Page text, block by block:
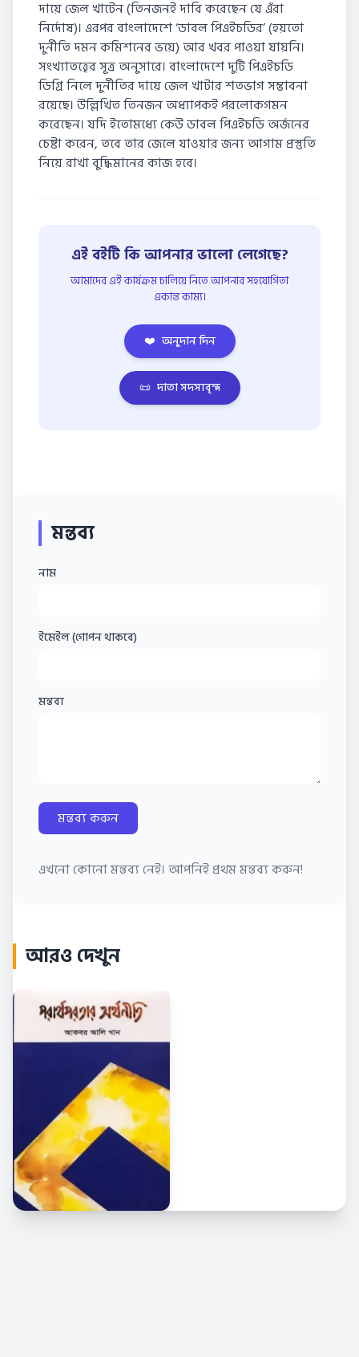
দায়ে জেল খাটেন (তিনজনই দাবি করেছেন যে এঁরা
নির্দোষ)। এরপর বাংলাদেশে ‘ডাবল পিএইচডির’ (হয়তো
দুর্নীতি দমন কমিশনের ভয়ে) আর খবর পাওয়া যায়নি।
সংখ্যাতত্ত্বের সূত্র অনুসারে। বাংলাদেশে দুটি পিএইচডি
ডিগ্রি নিলে দুর্নীতির দায়ে জেল খাটার শতভাগ সম্ভাবনা
রয়েছে। উল্লিখিত তিনজন অধ্যাপকই পরলোকগমন
করেছেন। যদি ইতোমধ্যে কেউ ডাবল পিএইচডি অর্জনের
চেষ্টা করেন, তবে তার জেলে যাওয়ার জন্য আগাম প্রস্তুতি
নিয়ে রাখা বুদ্ধিমানের কাজ হবে।
এই বইটি কি আপনার ভালো লেগেছে?
আমাদের এই কার্যক্রম চালিয়ে নিতে আপনার সহযোগিতা
একান্ত কাম্য।
❤️ অনুদান দিন
📜 দাতা সদস্যবৃন্দ
মন্তব্য
নাম
ইমেইল (গোপন থাকবে)
মন্তব্য
মন্তব্য করুন
এখনো কোনো মন্তব্য নেই। আপনিই প্রথম মন্তব্য করুন!
আরও দেখুন